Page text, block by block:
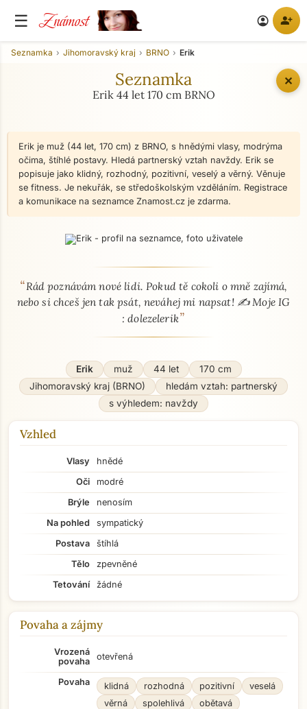
☰ Známost account_circle person_add
✕
Seznamka Jihomoravský kraj BRNO Erik
Seznamka
Erik 44 let 170 cm BRNO
Erik je muž (44 let, 170 cm) z BRNO, s hnědými vlasy, modrýma
očima, štíhlé postavy. Hledá partnerský vztah navždy. Erik se
popisuje jako klidný, rozhodný, pozitivní, veselý a věrný. Věnuje
se fitness. Je nekuřák, se středoškolským vzděláním. Registrace
a komunikace na seznamce Znamost.cz je zdarma.
O mně - seznamka profil
“Rád poznávám nové lidi. Pokud tě cokoli o mně zajímá,
nebo si chceš jen tak psát, neváhej mi napsat! ✍️ Moje IG
: dolezelerik”
Erik muž 44 let
170 cm
Jihomoravský kraj (BRNO)
hledám vztah: partnerský
s výhledem: navždy
Vzhled
Vlasy
hnědé
Oči
modré
Brýle
nenosím
Na pohled
sympatický
Postava
štíhlá
Tělo
zpevněné
Tetování
žádné
Povaha a zájmy
Vrozená
povaha
otevřená
Povaha klidná rozhodná pozitivní
veselá
věrná
spolehlivá
obětavá